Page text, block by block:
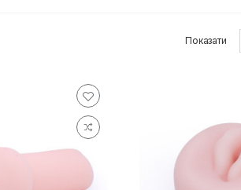
Показати